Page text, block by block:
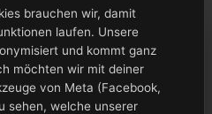
brauchen wir, damit
laufen. Unsere
und kommt ganz
möchten wir mit deiner
von Meta (Facebook,
sehen, welche unserer